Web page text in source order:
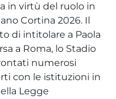
in virtù del ruolo in
Cortina 2026. Il
di intitolare a Paola
a Roma, lo Stadio
numerosi
con le istituzioni in
Legge